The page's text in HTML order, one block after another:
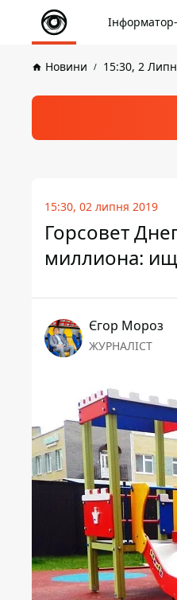
Новини 15:30, 2
15:30, 02 липня 2019
Горсовет
миллиона:
Єгор Мороз
ЖУРНАЛІСТ